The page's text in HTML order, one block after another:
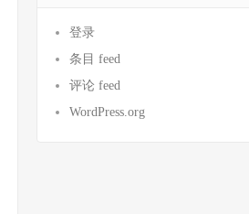
登录
条目 feed
评论 feed
WordPress.org